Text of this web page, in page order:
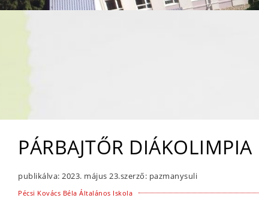
PÁRBAJTŐR DIÁKOLIMPIA
publikálva: 2023. május 23.szerző: pazmanysuli
Pécsi Kovács Béla Általános Iskola